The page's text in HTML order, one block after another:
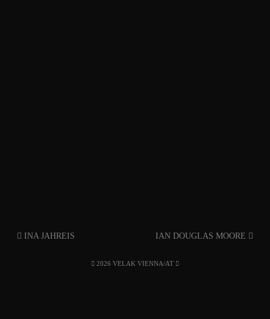
INA JAHREIS IAN DOUGLAS MOORE
2026 VELAK VIENNA/AT